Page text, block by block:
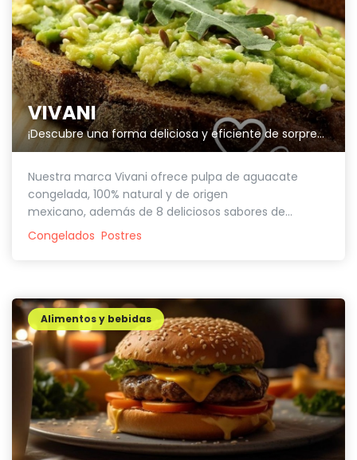
VIVANI
¡Descubre una forma deliciosa y eficiente de sorprender a tus clientes!
Nuestra marca Vivani ofrece pulpa de aguacate
congelada, 100% natural y de origen
mexicano, además de 8 deliciosos sabores de...
Congelados Postres
Alimentos y bebidas